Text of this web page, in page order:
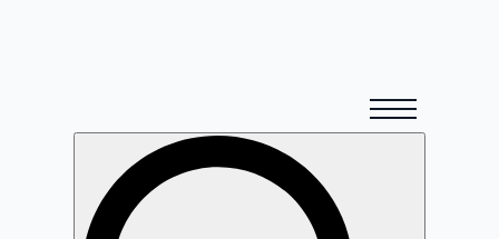
Search